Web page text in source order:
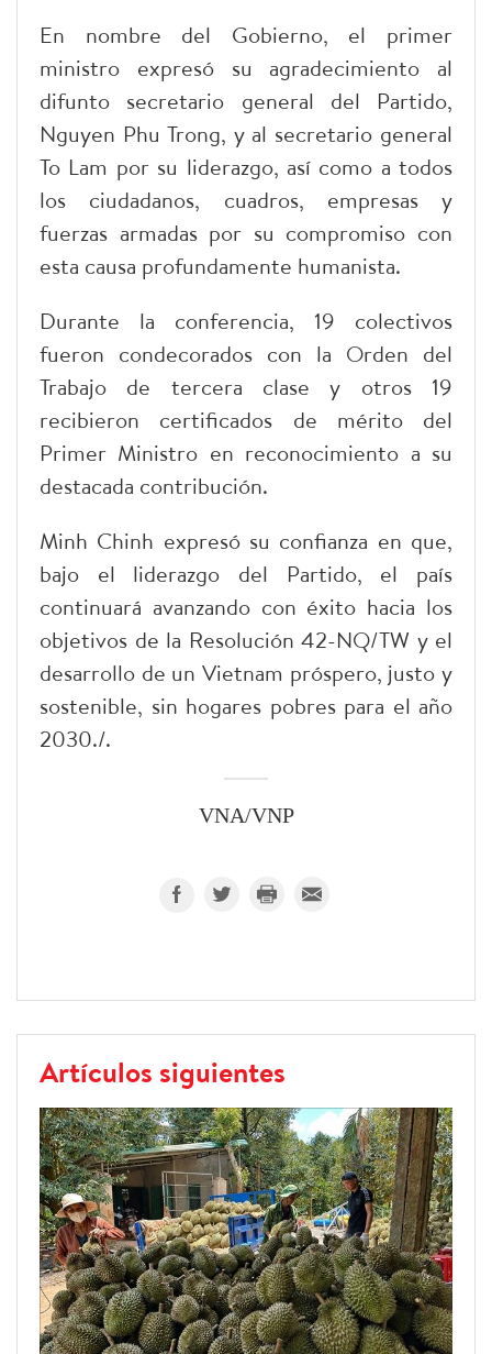
En nombre del Gobierno, el primer
ministro expresó su agradecimiento al
difunto secretario general del Partido,
Nguyen Phu Trong, y al secretario general
To Lam por su liderazgo, así como a todos
los ciudadanos, cuadros, empresas y
fuerzas armadas por su compromiso con
esta causa profundamente humanista.
Durante la conferencia, 19 colectivos
fueron condecorados con la Orden del
Trabajo de tercera clase y otros 19
recibieron certificados de mérito del
Primer Ministro en reconocimiento a su
destacada contribución.
Minh Chinh expresó su confianza en que,
bajo el liderazgo del Partido, el país
continuará avanzando con éxito hacia los
objetivos de la Resolución 42-NQ/TW y el
desarrollo de un Vietnam próspero, justo y
sostenible, sin hogares pobres para el año
2030./.
VNA/VNP
Artículos siguientes